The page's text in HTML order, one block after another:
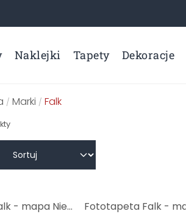
Naklejki Tapety Dekoracje
/ Marki / Falk
Fototapeta Falk - mapa Niemiec